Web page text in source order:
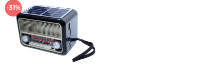
-31%